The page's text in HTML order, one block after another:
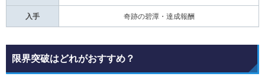
入手 奇跡の碧潭・達成報酬
限界突破はどれがおすすめ？